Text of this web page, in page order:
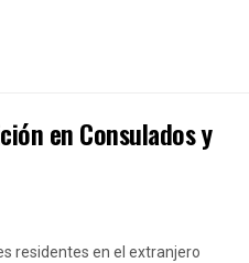
en Consulados y
residentes en el extranjero